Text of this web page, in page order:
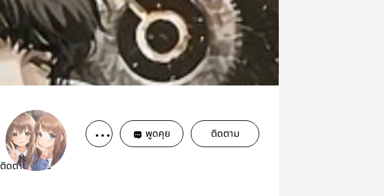
พูดคุย ติดตาม
ติดตาม1คน